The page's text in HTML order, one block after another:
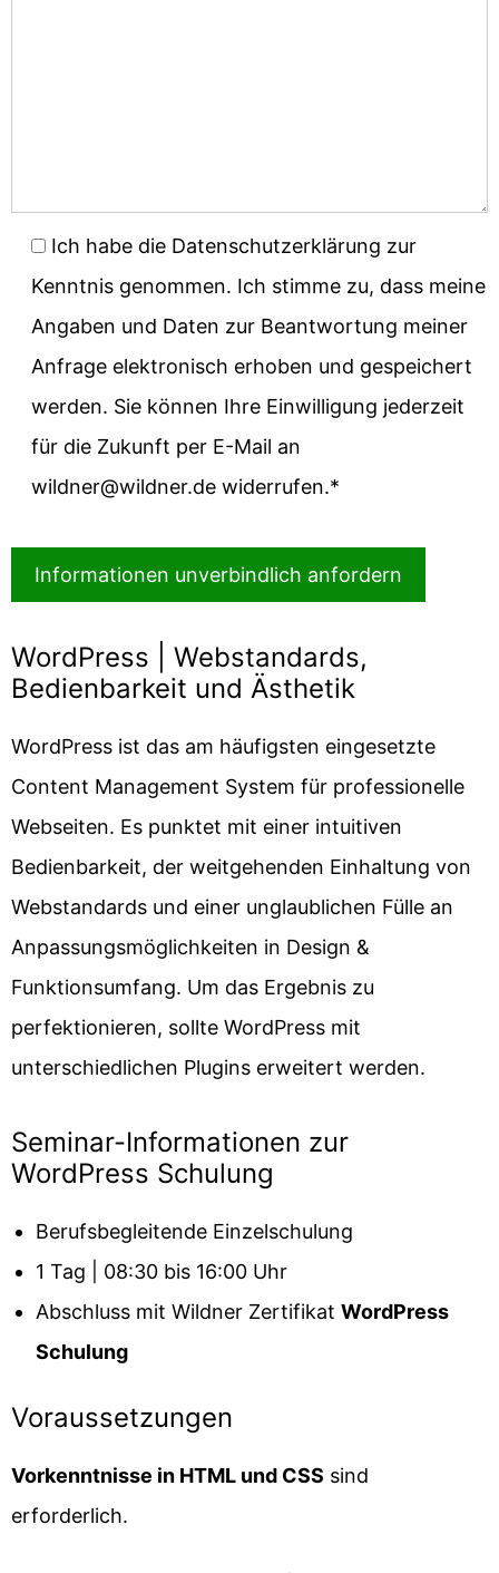
Ich habe die Datenschutzerklärung zur
Kenntnis genommen. Ich stimme zu, dass meine
Angaben und Daten zur Beantwortung meiner
Anfrage elektronisch erhoben und gespeichert
werden. Sie können Ihre Einwilligung jederzeit
für die Zukunft per E-Mail an
wildner@wildner.de widerrufen.*
WordPress | Webstandards,
Bedienbarkeit und Ästhetik
WordPress ist das am häufigsten eingesetzte
Content Management System für professionelle
Webseiten. Es punktet mit einer intuitiven
Bedienbarkeit, der weitgehenden Einhaltung von
Webstandards und einer unglaublichen Fülle an
Anpassungsmöglichkeiten in Design &
Funktionsumfang. Um das Ergebnis zu
perfektionieren, sollte WordPress mit
unterschiedlichen Plugins erweitert werden.
Seminar-Informationen zur
WordPress Schulung
Berufsbegleitende Einzelschulung
1 Tag | 08:30 bis 16:00 Uhr
Abschluss mit Wildner Zertifikat WordPress
Schulung
Voraussetzungen
Vorkenntnisse in HTML und CSS sind
erforderlich.